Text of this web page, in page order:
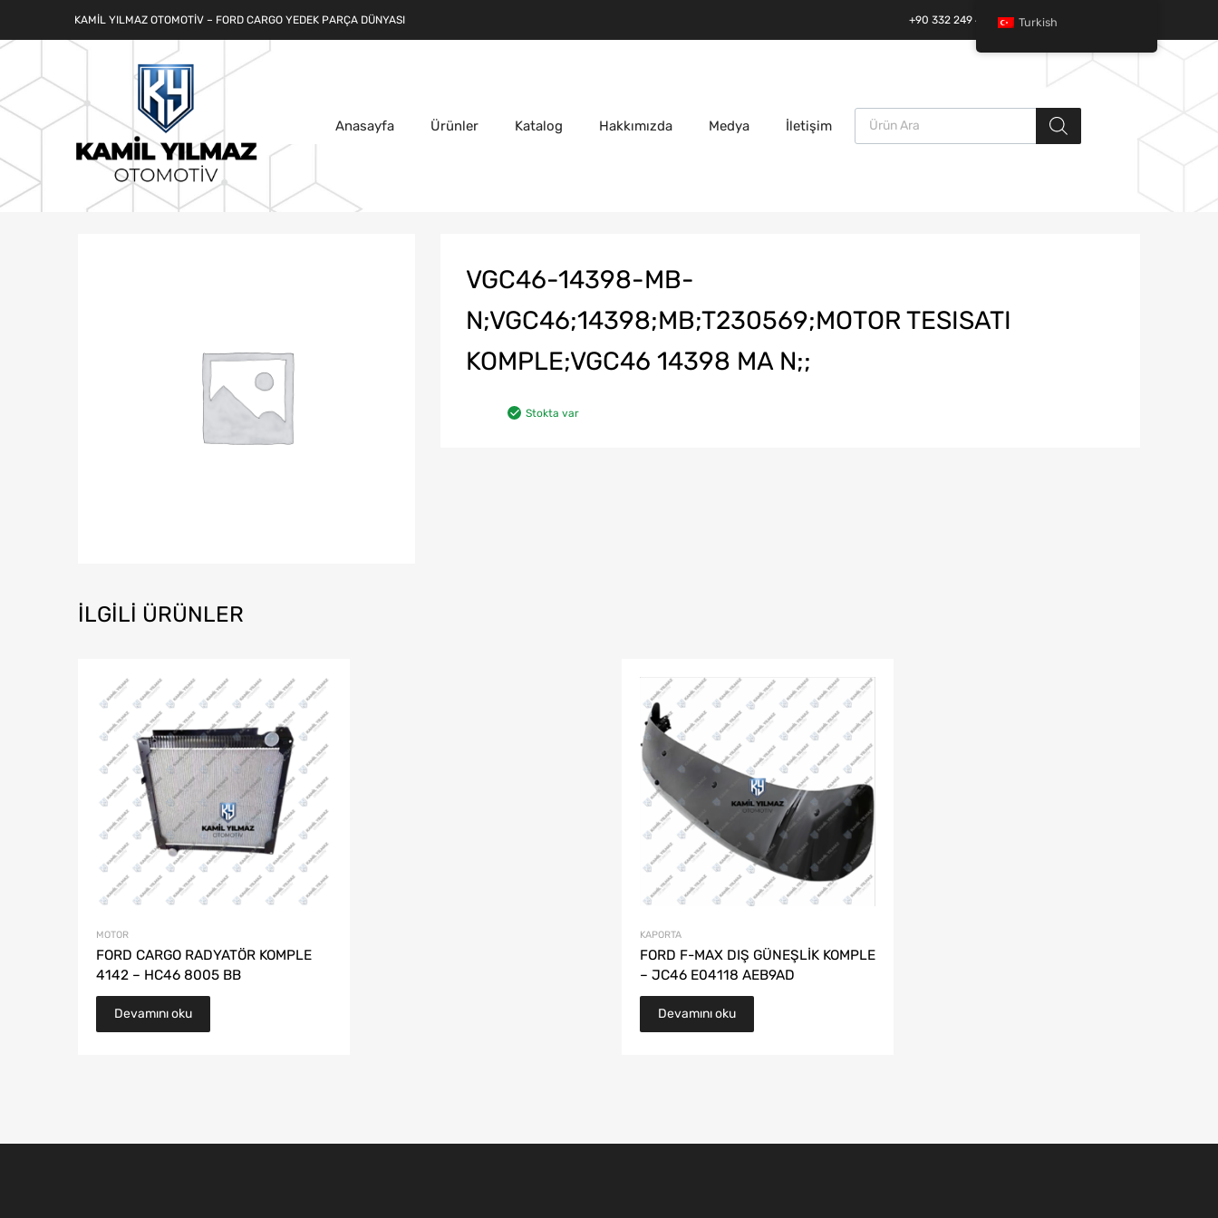
KAMIL YILMAZ OTOMOTIV – FORD CARGO YEDEK PARÇA DÜNYASI +90 332 249 49 01 | +90 532 685 32 42
Anasayfa Ürünler Katalog Hakkımızda Medya İletişim
Ürün arama
VGC46-14398-MB-
N;VGC46;14398;MB;T230569;MOTOR TESISATI
KOMPLE;VGC46 14398 MA N;;
Stokta var
İLGILI ÜRÜNLER
MOTOR
FORD CARGO RADYATÖR KOMPLE
4142 – HC46 8005 BB
Devamını oku
KAPORTA
FORD F-MAX DIŞ GÜNEŞLİK KOMPLE
– JC46 E04118 AEB9AD
Devamını oku
Turkish